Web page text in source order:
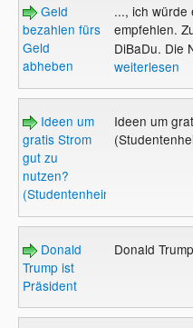
Geld
bezahlen fürs
Geld
abheben
..., ich würde
empfehlen.
DiBaDu. Die
weiterlesen
Ideen um
gratis Strom
gut zu
nutzen?
(Studentenheim)
Ideen um
Donald
Trump ist
Präsident
Donald